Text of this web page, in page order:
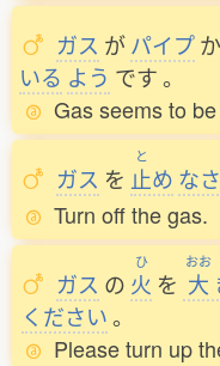
ガス がパイプ
いる よう です。
Gas seems to
ガス を
と
止め な
Turn off the gas.
ガス の
ひ
火 を
おお
大
ください。
Please turn up